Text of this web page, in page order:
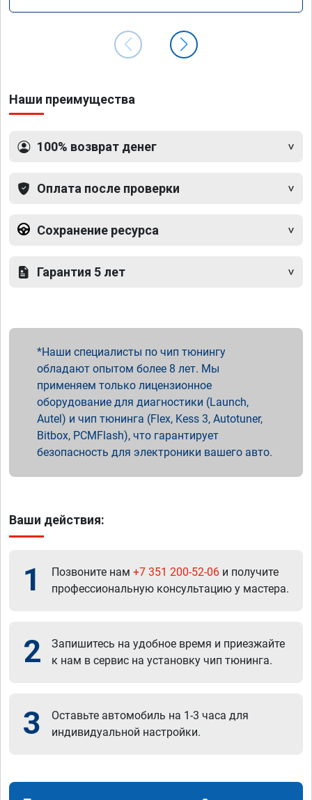
Наши преимущества
100% возврат денег
Оплата после проверки
Сохранение ресурса
Гарантия 5 лет
Наши специалисты по чип тюнингу
обладают опытом более 8 лет. Мы
применяем только лицензионное
оборудование для диагностики (Launch,
Autel) и чип тюнинга (Flex, Kess 3, Autotuner,
Bitbox, PCMFlash), что гарантирует
безопасность для электроники вашего авто.
Ваши действия:
1 Позвоните нам +7 351 200-52-06 и получите
профессиональную консультацию у мастера.
2
Запишитесь на удобное время и приезжайте
к нам в сервис на установку чип тюнинга.
3
Оставьте автомобиль на 1-3 часа для
индивидуальной настройки.